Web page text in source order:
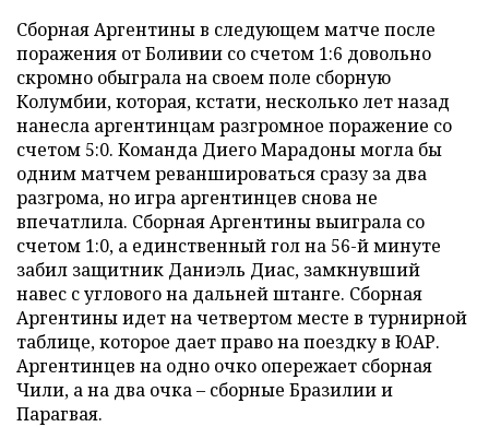
Сборная Аргентины в следующем матче после
поражения от Боливии со счетом 1:6 довольно
скромно обыграла на своем поле сборную
Колумбии, которая, кстати, несколько лет назад
нанесла аргентинцам разгромное поражение со
счетом 5:0. Команда Диего Марадоны могла бы
одним матчем реваншироваться сразу за два
разгрома, но игра аргентинцев снова не
впечатлила. Сборная Аргентины выиграла со
счетом 1:0, а единственный гол на 56-й минуте
забил защитник Даниэль Диас, замкнувший
навес с углового на дальней штанге. Сборная
Аргентины идет на четвертом месте в турнирной
таблице, которое дает право на поездку в ЮАР.
Аргентинцев на одно очко опережает сборная
Чили, а на два очка – сборные Бразилии и
Парагвая.